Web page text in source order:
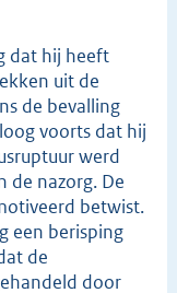
dat hij heeft
uit de
de bevalling
voorts dat hij
werd
de nazorg. De
betwist.
een berisping
de
door